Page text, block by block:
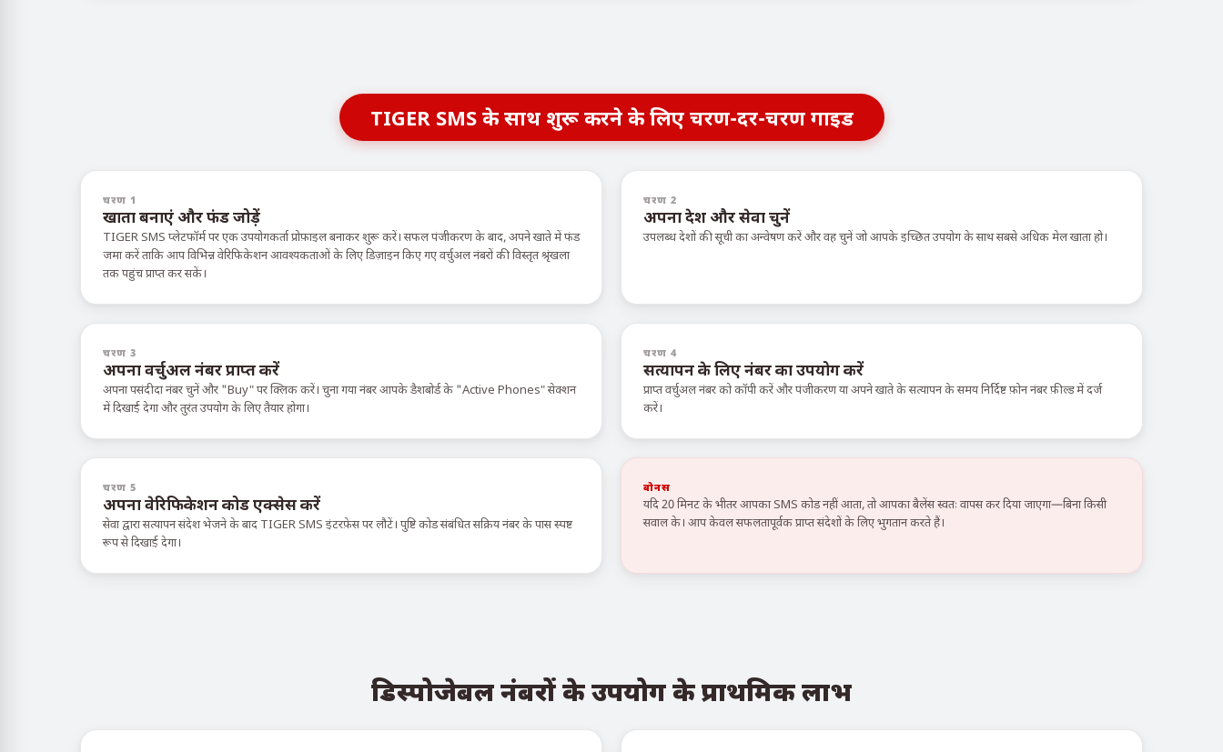
TIGER SMS के साथ शुरू करने के लिए चरण-दर-चरण गाइड
चरण 1
खाता बनाएं और फंड जोड़ें
TIGER SMS प्लेटफॉर्म पर एक उपयोगकर्ता प्रोफ़ाइल बनाकर शुरू करें। सफल पंजीकरण के बाद, अपने खाते में फंड
जमा करें ताकि आप विभिन्न वेरिफिकेशन आवश्यकताओं के लिए डिज़ाइन किए गए वर्चुअल नंबरों की विस्तृत श्रृंखला
तक पहुंच प्राप्त कर सकें।
चरण 2
अपना देश और सेवा चुनें
उपलब्ध देशों की सूची का अन्वेषण करें और वह चुनें जो आपके इच्छित उपयोग के साथ सबसे अधिक मेल खाता हो।
चरण 3
अपना वर्चुअल नंबर प्राप्त करें
अपना पसंदीदा नंबर चुनें और "Buy" पर क्लिक करें। चुना गया नंबर आपके डैशबोर्ड के "Active Phones" सेक्शन
में दिखाई देगा और तुरंत उपयोग के लिए तैयार होगा।
चरण 4
सत्यापन के लिए नंबर का उपयोग करें
प्राप्त वर्चुअल नंबर को कॉपी करें और पंजीकरण या अपने खाते के सत्यापन के समय निर्दिष्ट फ़ोन नंबर फ़ील्ड में दर्ज
करें।
चरण 5
अपना वेरिफिकेशन कोड एक्सेस करें
सेवा द्वारा सत्यापन संदेश भेजने के बाद TIGER SMS इंटरफ़ेस पर लौटें। पुष्टि कोड संबंधित सक्रिय नंबर के पास स्पष्ट
रूप से दिखाई देगा।
बोनस
यदि 20 मिनट के भीतर आपका SMS कोड नहीं आता, तो आपका बैलेंस स्वतः वापस कर दिया जाएगा—बिना किसी
सवाल के। आप केवल सफलतापूर्वक प्राप्त संदेशों के लिए भुगतान करते हैं।
डिस्पोजेबल नंबरों के उपयोग के प्राथमिक लाभ